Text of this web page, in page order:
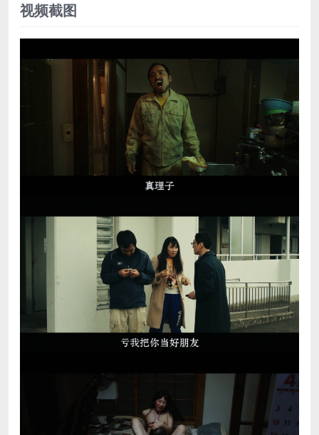
视频截图